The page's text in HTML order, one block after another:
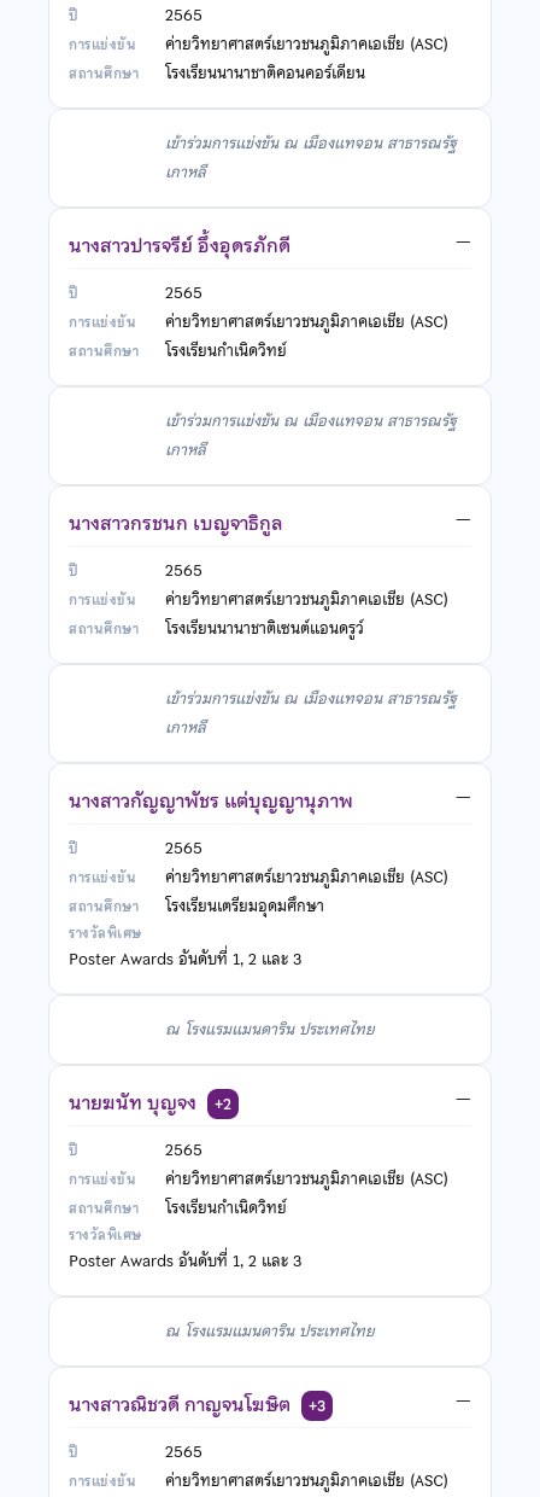
2565
ค่ายวิทยาศาสตร์เยาวชนภูมิภาคเอเชีย (ASC)
โรงเรียนนานาชาติคอนคอร์เดียน
เข้าร่วมการแข่งขัน ณ เมืองแทจอน สาธารณรัฐ
เกาหลี
นางสาวปารจรีย์ อึ้งอุดรภักดี
2565
ค่ายวิทยาศาสตร์เยาวชนภูมิภาคเอเชีย (ASC)
—
โรงเรียนกำเนิดวิทย์
เข้าร่วมการแข่งขัน ณ เมืองแทจอน สาธารณรัฐ
เกาหลี
นางสาวกรชนก เบญจาธิกูล
2565
ค่ายวิทยาศาสตร์เยาวชนภูมิภาคเอเชีย (ASC)
—
โรงเรียนนานาชาติเซนต์แอนดรูว์
เข้าร่วมการแข่งขัน ณ เมืองแทจอน สาธารณรัฐ
เกาหลี
นางสาวกัญญาพัชร แต่บุญญานุภาพ
2565
ค่ายวิทยาศาสตร์เยาวชนภูมิภาคเอเชีย (ASC)
—
โรงเรียนเตรียมอุดมศึกษา
Poster Awards อันดับที่ 1, 2 และ 3
ณ โรงแรมแมนดาริน ประเทศไทย
นายฆนัท บุญจง +2
2565
ค่ายวิทยาศาสตร์เยาวชนภูมิภาคเอเชีย (ASC)
—
โรงเรียนกำเนิดวิทย์
Poster Awards อันดับที่ 1, 2 และ 3
ณ โรงแรมแมนดาริน ประเทศไทย
นางสาวณิชวดี กาญจนโฆษิต +3
2565
ค่ายวิทยาศาสตร์เยาวชนภูมิภาคเอเชีย (ASC)
—